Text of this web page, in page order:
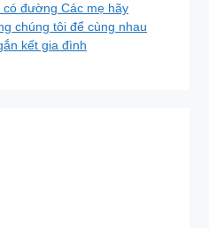
đường Các mẹ hãy
chúng tôi để cùng nhau
kết gia đình